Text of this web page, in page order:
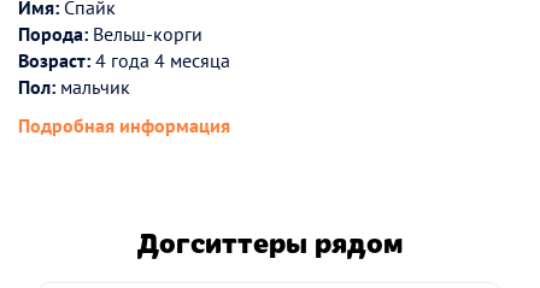
Имя: Спайк
Порода: Вельш-корги
Возраст: 4 года 4 месяца
Пол: мальчик
Подробная информация
Догситтеры рядом